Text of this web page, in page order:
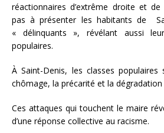
réactionnaires d’extrême droite et de
pas à présenter les habitants de
« délinquants », révélant aussi
populaires.
À Saint-Denis, les classes
chômage, la précarité et la
Ces attaques qui touchent le maire
d’une réponse collective au racisme.